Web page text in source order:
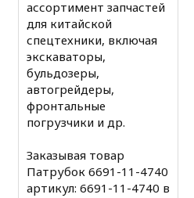
ассортимент запчастей
для китайской
спецтехники, включая
экскаваторы,
бульдозеры,
автогрейдеры,
фронтальные
погрузчики и др.
Заказывая товар
Патрубок 6691-11-4740
артикул: 6691-11-4740 в